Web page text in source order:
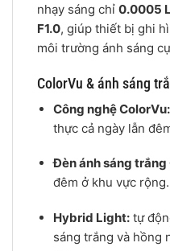
nhạy sáng chỉ 0.0005
F1.0, giúp thiết bị ghi
môi trường ánh sáng
ColorVu & ánh sáng
Công nghệ ColorVu:
thực cả ngày lẫn
Đèn ánh sáng trắng
đêm ở khu vực rộng.
Hybrid Light:tự
sáng trắng và hồng